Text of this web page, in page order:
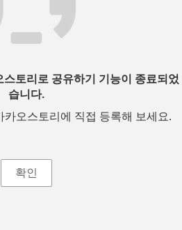
토리로 공유하기 기능이 종료되었
습니다.
오스토리에 직접 등록해 보세요.
확인